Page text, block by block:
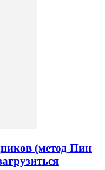
(метод Пин